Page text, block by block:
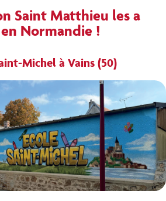
Saint Matthieu les a
Normandie !
Michel à Vains (50)